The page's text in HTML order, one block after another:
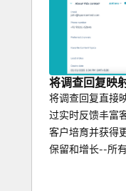
将调查回复映
将调查回复直接
过实时反馈丰富
客户培育并获得
保留和增长--所